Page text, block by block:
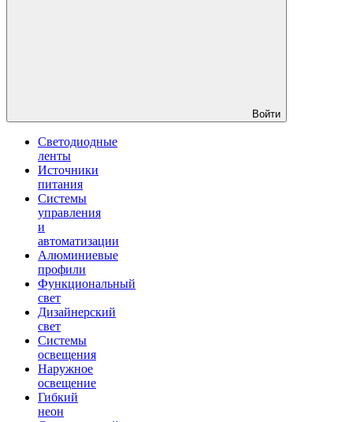
Войти
Светодиодные
ленты
Источники
питания
Системы
управления
и
автоматизации
Алюминиевые
профили
Функциональный
свет
Дизайнерский
свет
Системы
освещения
Наружное
освещение
Гибкий
неон